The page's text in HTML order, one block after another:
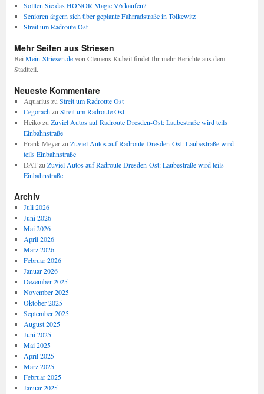
Sollten Sie das HONOR Magic V6 kaufen?
Senioren ärgern sich über geplante Fahrradstraße in Tolkewitz
Streit um Radroute Ost
Mehr Seiten aus Striesen
Bei Mein-Striesen.devon Clemens Kubeil findet Ihr mehr Berichte aus dem
Stadtteil.
Neueste Kommentare
Aquarius zu Streit um Radroute Ost
Cegorachzu Streit um Radroute Ost
Heikozu Zuviel Autos auf Radroute Dresden-Ost: Laubestraße wird teils
Einbahnstraße
Frank Meyerzu Zuviel Autos auf Radroute Dresden-Ost: Laubestraße wird
teils Einbahnstraße
DATzu Zuviel Autos auf Radroute Dresden-Ost: Laubestraße wird teils
Einbahnstraße
Archiv
Juli 2026
Juni 2026
Mai 2026
April 2026
März 2026
Februar 2026
Januar 2026
Dezember 2025
November 2025
Oktober 2025
September 2025
August 2025
Juni 2025
Mai 2025
April 2025
März 2025
Februar 2025
Januar 2025